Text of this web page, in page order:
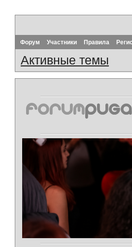
Форум Участники Правила
Активные темы